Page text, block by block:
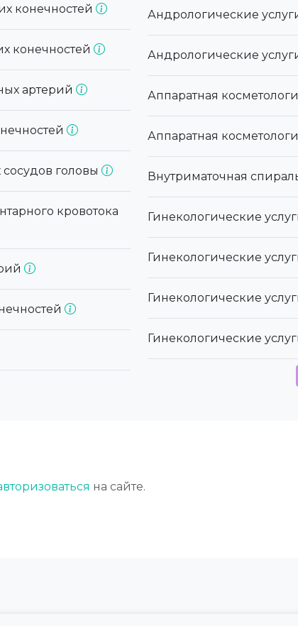
конечностей
конечностей
артерий
головы
кровотока
Андрологические
Андрологические
Аппаратная
Аппаратная
Внутриматочная
Гинекологические
Гинекологические
Гинекологические
Гинекологические
на сайте.